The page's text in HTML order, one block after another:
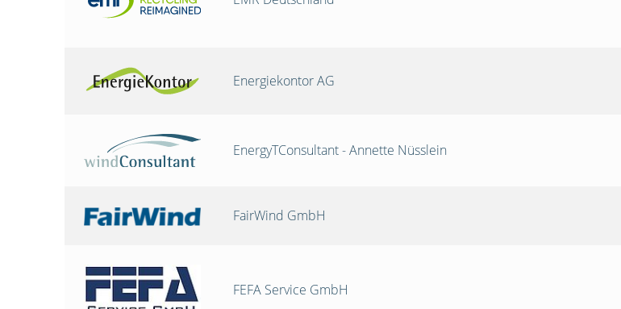
Energiekontor AG
EnergyTConsultant - Annette Nüsslein
FairWind GmbH
FEFA Service GmbH